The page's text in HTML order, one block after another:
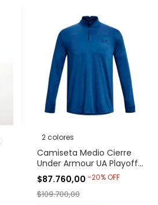
2 colores
Camiseta Medio Cierre
Under Armour UA Playoff
¼ Zip 1370155
$87.760,00 -20%OFF
$109.700,00